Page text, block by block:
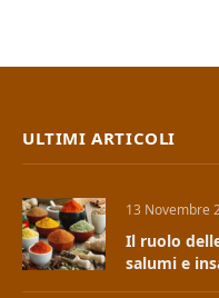
ULTIMI ARTICOLI
13 Novembre
Il ruolo
salumi e